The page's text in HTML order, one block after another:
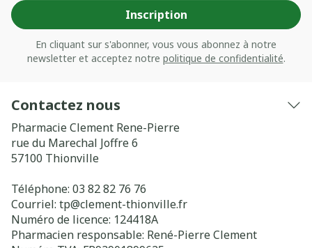
Inscription
En cliquant sur s'abonner, vous vous abonnez à notre
newsletter et acceptez notre politique de confidentialité.
Contactez nous
Pharmacie Clement Rene-Pierre
rue du Marechal Joffre 6
57100 Thionville
Téléphone: 03 82 82 76 76
Courriel: tp@clement-thionville.fr
Numéro de licence: 124418A
Pharmacien responsable: René-Pierre Clement